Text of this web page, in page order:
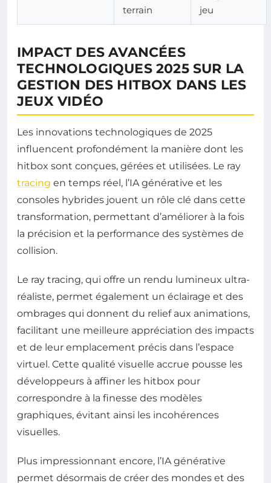
terrain
jeu
IMPACT DES AVANCÉES
TECHNOLOGIQUES 2025 SUR LA
GESTION DES HITBOX DANS LES
JEUX VIDÉO
Les innovations technologiques de 2025
influencent profondément la manière dont les
hitbox sont conçues, gérées et utilisées. Le ray
tracing en temps réel, l’IA générative et les
consoles hybrides jouent un rôle clé dans cette
transformation, permettant d’améliorer à la fois
la précision et la performance des systèmes de
collision.
Le ray tracing, qui offre un rendu lumineux ultra-
réaliste, permet également un éclairage et des
ombrages qui donnent du relief aux animations,
facilitant une meilleure appréciation des impacts
et de leur emplacement précis dans l’espace
virtuel. Cette qualité visuelle accrue pousse les
développeurs à affiner les hitbox pour
correspondre à la finesse des modèles
graphiques, évitant ainsi les incohérences
visuelles.
Plus impressionnant encore, l’IA générative
permet désormais de créer des mondes et des